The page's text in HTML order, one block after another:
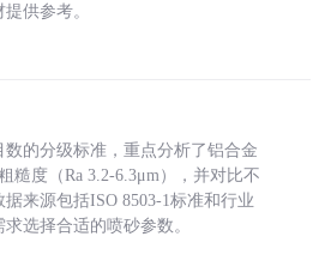
供参考。
的分级标准，重点分析了铝合金
糙度（Ra 3.2-6.3μm），并对比不
来源包括ISO 8503-1标准和行业
选择合适的喷砂参数。